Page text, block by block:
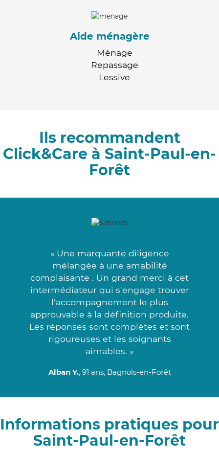
Aide ménagère
Ménage
Repassage
Lessive
Ils recommandent
Click&Care à Saint-Paul-en-
Forêt
« Une marquante diligence
mélangée à une amabilité
complaisante . Un grand merci à cet
intermédiateur qui s'engage trouver
l'accompagnement le plus
approuvable à la définition produite.
Les réponses sont complètes et sont
rigoureuses et les soignants
aimables. »
Alban Y., 91 ans, Bagnols-en-Forêt
Informations pratiques pour
Saint-Paul-en-Forêt